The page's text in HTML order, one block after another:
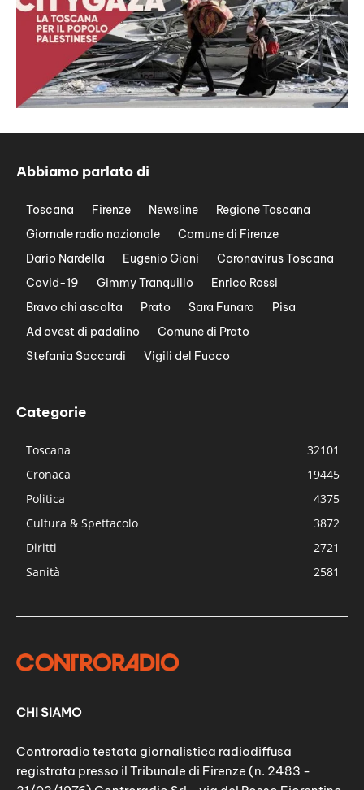
Abbiamo parlato di
Toscana Firenze Newsline
Regione Toscana
Giornale radio nazionale
Comune di Firenze
Dario Nardella
Eugenio Giani
Coronavirus Toscana
Covid-19
Gimmy Tranquillo
Enrico Rossi
Bravo chi ascolta
Prato Sara Funaro
Pisa
Ad ovest di padalino
Comune di Prato
Stefania Saccardi
Vigili del Fuoco
Categorie
Toscana
32101
Cronaca
19445
Politica
4375
Cultura & Spettacolo
3872
Diritti
2721
Sanità
2581
CHI SIAMO
Controradio testata giornalistica radiodiffusa
registrata presso il Tribunale di Firenze (n. 2483 -